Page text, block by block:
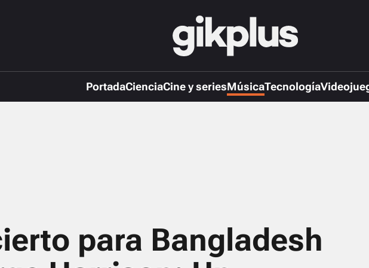
PortadaCienciaCine y seriesMúsicaTecnología
para Bangladesh